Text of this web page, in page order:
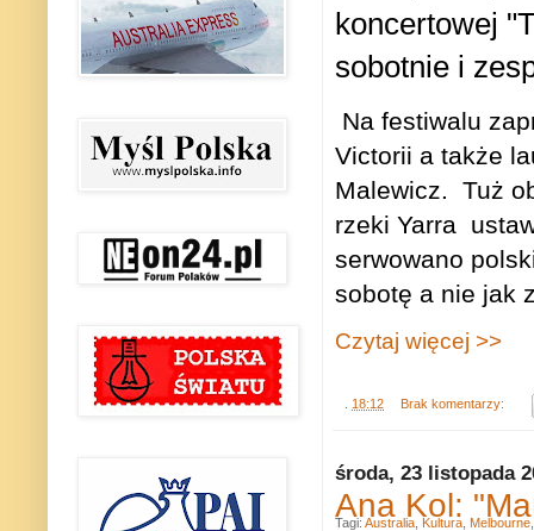
koncertowej
sobotnie i
Na festiwalu
Victorii a także
Malewicz. Tuż
rzeki Yarra
serwowano
sobotę a nie jak
Czytaj więcej >>
18:12 Brak komentarzy:
środa, 23 listopada
Ana Kol:
Tagi: Australia Kultura Melbourne